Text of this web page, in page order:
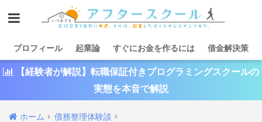
プロフィール 起業論 すぐにお金を作るには 借金解決策
【経験者が解説】転職保証付きプログラミングスクールの
実態を本音で解説
ホーム 債務整理体験談